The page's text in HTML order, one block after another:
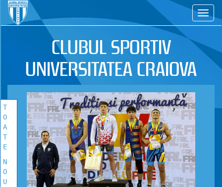
CS
CLUBUL SPORTIV
UNIVERSITATEA CRAIOVA
TOATE
NOUTATILE
Vezi toate stirile!
T
O
A
T
E
N
O
U